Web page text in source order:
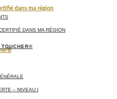
dans ma région
DANS MA RÉGION
– NIVEAU I